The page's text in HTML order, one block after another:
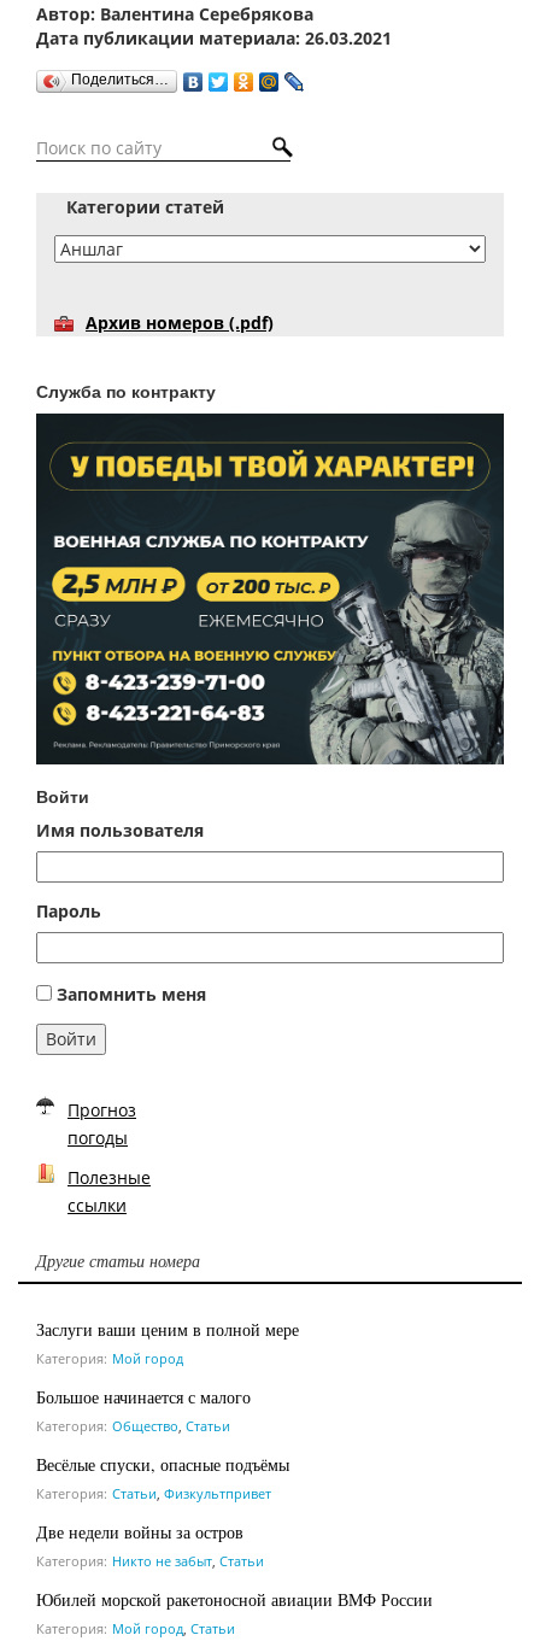
Автор: Валентина Серебрякова
Дата публикации материала: 26.03.2021
Поделиться…
Категории статей
Архив номеров (.pdf)
Служба по контракту
Войти
Имя пользователя
Пароль
Запомнить меня
Войти
Прогноз
погоды
Полезные
ссылки
Другие статьи номера
Заслуги ваши ценим в полной мере
Категория: Мой город
Большое начинается с малого
Категория: Общество Статьи
Весёлые спуски, опасные подъёмы
Категория: Статьи Физкультпривет
Две недели войны за остров
Категория: Никто не забыт Статьи
Юбилей морской ракетоносной авиации ВМФ России
Категория: Мой город Статьи